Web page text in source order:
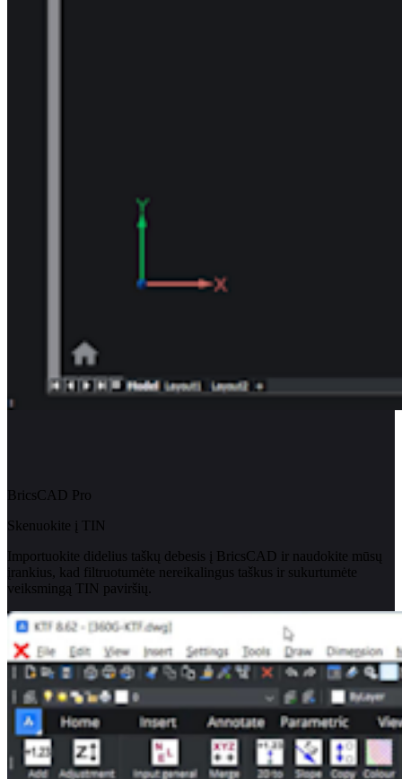
BricsCAD Pro
Skenuokite į TIN
Importuokite didelius taškų debesis į BricsCAD ir naudokite mūsų
įrankius, kad filtruotumėte nereikalingus taškus ir sukurtumėte
veiksmingą TIN paviršių.